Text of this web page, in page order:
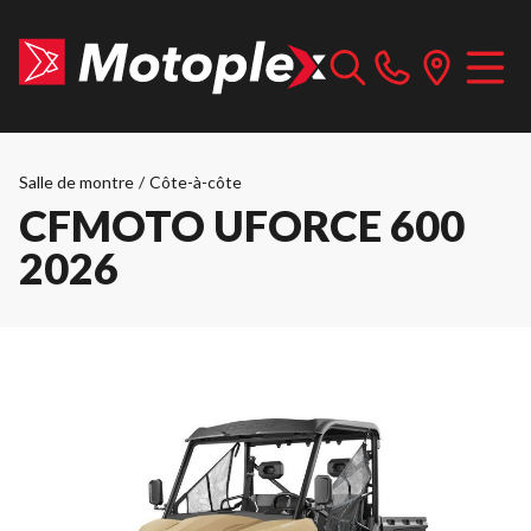
Salle de montre / Côte-à-côte
CFMOTO UFORCE 600
2026